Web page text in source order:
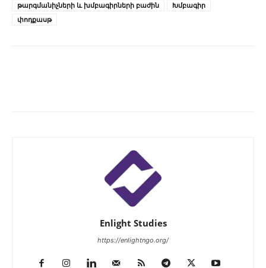
թարգմանիչների և խմբագիրների բաժին
Խմբագիր
փոդքասթ
Enlight Studies
https://enlightngo.org/